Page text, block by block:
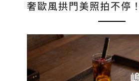
奢歐風拱門美照拍不停！